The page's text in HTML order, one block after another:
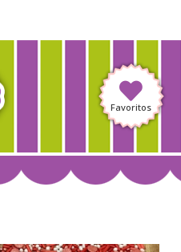
Favoritos